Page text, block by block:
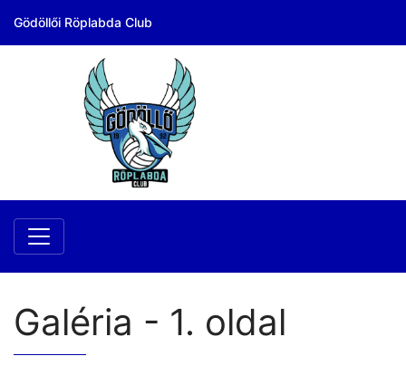
Gödöllői Röplabda Club
Galéria - 1. oldal